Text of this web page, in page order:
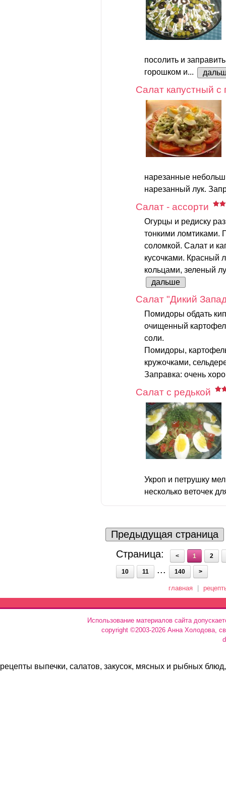
посолить и
горошком и...
Салат капустный
нарезанные
нарезанный лук.
Салат - ассорти
Огурцы и редиску
тонкими ломтиками.
соломкой. Салат и
кусочками. Красный
кольцами, зеленый
дальше
Салат "Дикий
Помидоры обдать
очищенный
соли.
Помидоры,
кружочками,
Заправка: очень
Салат с редькой
Укроп и петрушку
несколько веточек
Предыдущая страница
Страница:
< 1 2
10 11 ... 140 >
главная
Использование материалов сайта
copyright ©2003-2026 Анна Холодова,
рецепты выпечки, салатов, закусок, мясных и рыбных